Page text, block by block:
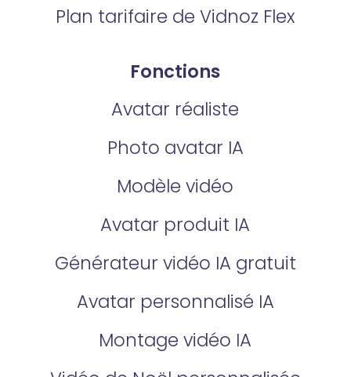
Plan tarifaire de Vidnoz Flex
Fonctions
Avatar réaliste
Photo avatar IA
Modèle vidéo
Avatar produit IA
Générateur vidéo IA gratuit
Avatar personnalisé IA
Montage vidéo IA